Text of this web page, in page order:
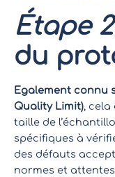
Étape
du
Egalement connu
Quality Limit), cela
taille de
spécifiques à
des défauts
normes et